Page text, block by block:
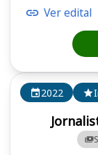
2022
Ver edital